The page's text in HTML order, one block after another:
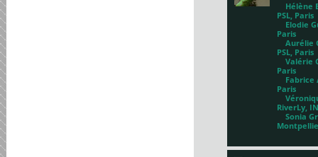
Hélène
PSL, Paris
Elodie
Paris
Aurélie
PSL, Paris
Valérie
Paris
Fabrice
Paris
RiverLy,
Sonia